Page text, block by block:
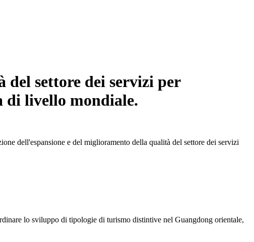
del settore dei servizi per
di livello mondiale.
dell'espansione e del miglioramento della qualità del settore dei servizi
lo sviluppo di tipologie di turismo distintive nel Guangdong orientale,